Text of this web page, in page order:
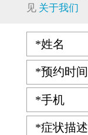
见 关于我们
*姓名
*预约时间
*手机
*症状描述